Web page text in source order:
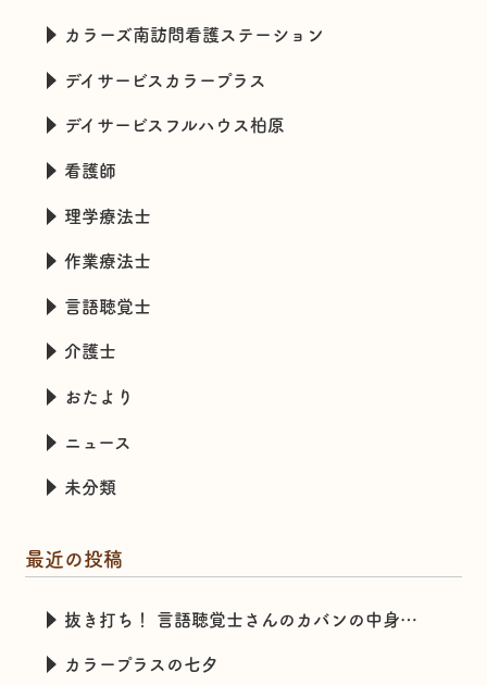
カラーズ南訪問看護ステーション
デイサービスカラープラス
デイサービスフルハウス柏原
看護師
理学療法士
作業療法士
言語聴覚士
介護士
おたより
ニュース
未分類
最近の投稿
抜き打ち！ 言語聴覚士さんのカバンの中身チェック
カラープラスの七夕